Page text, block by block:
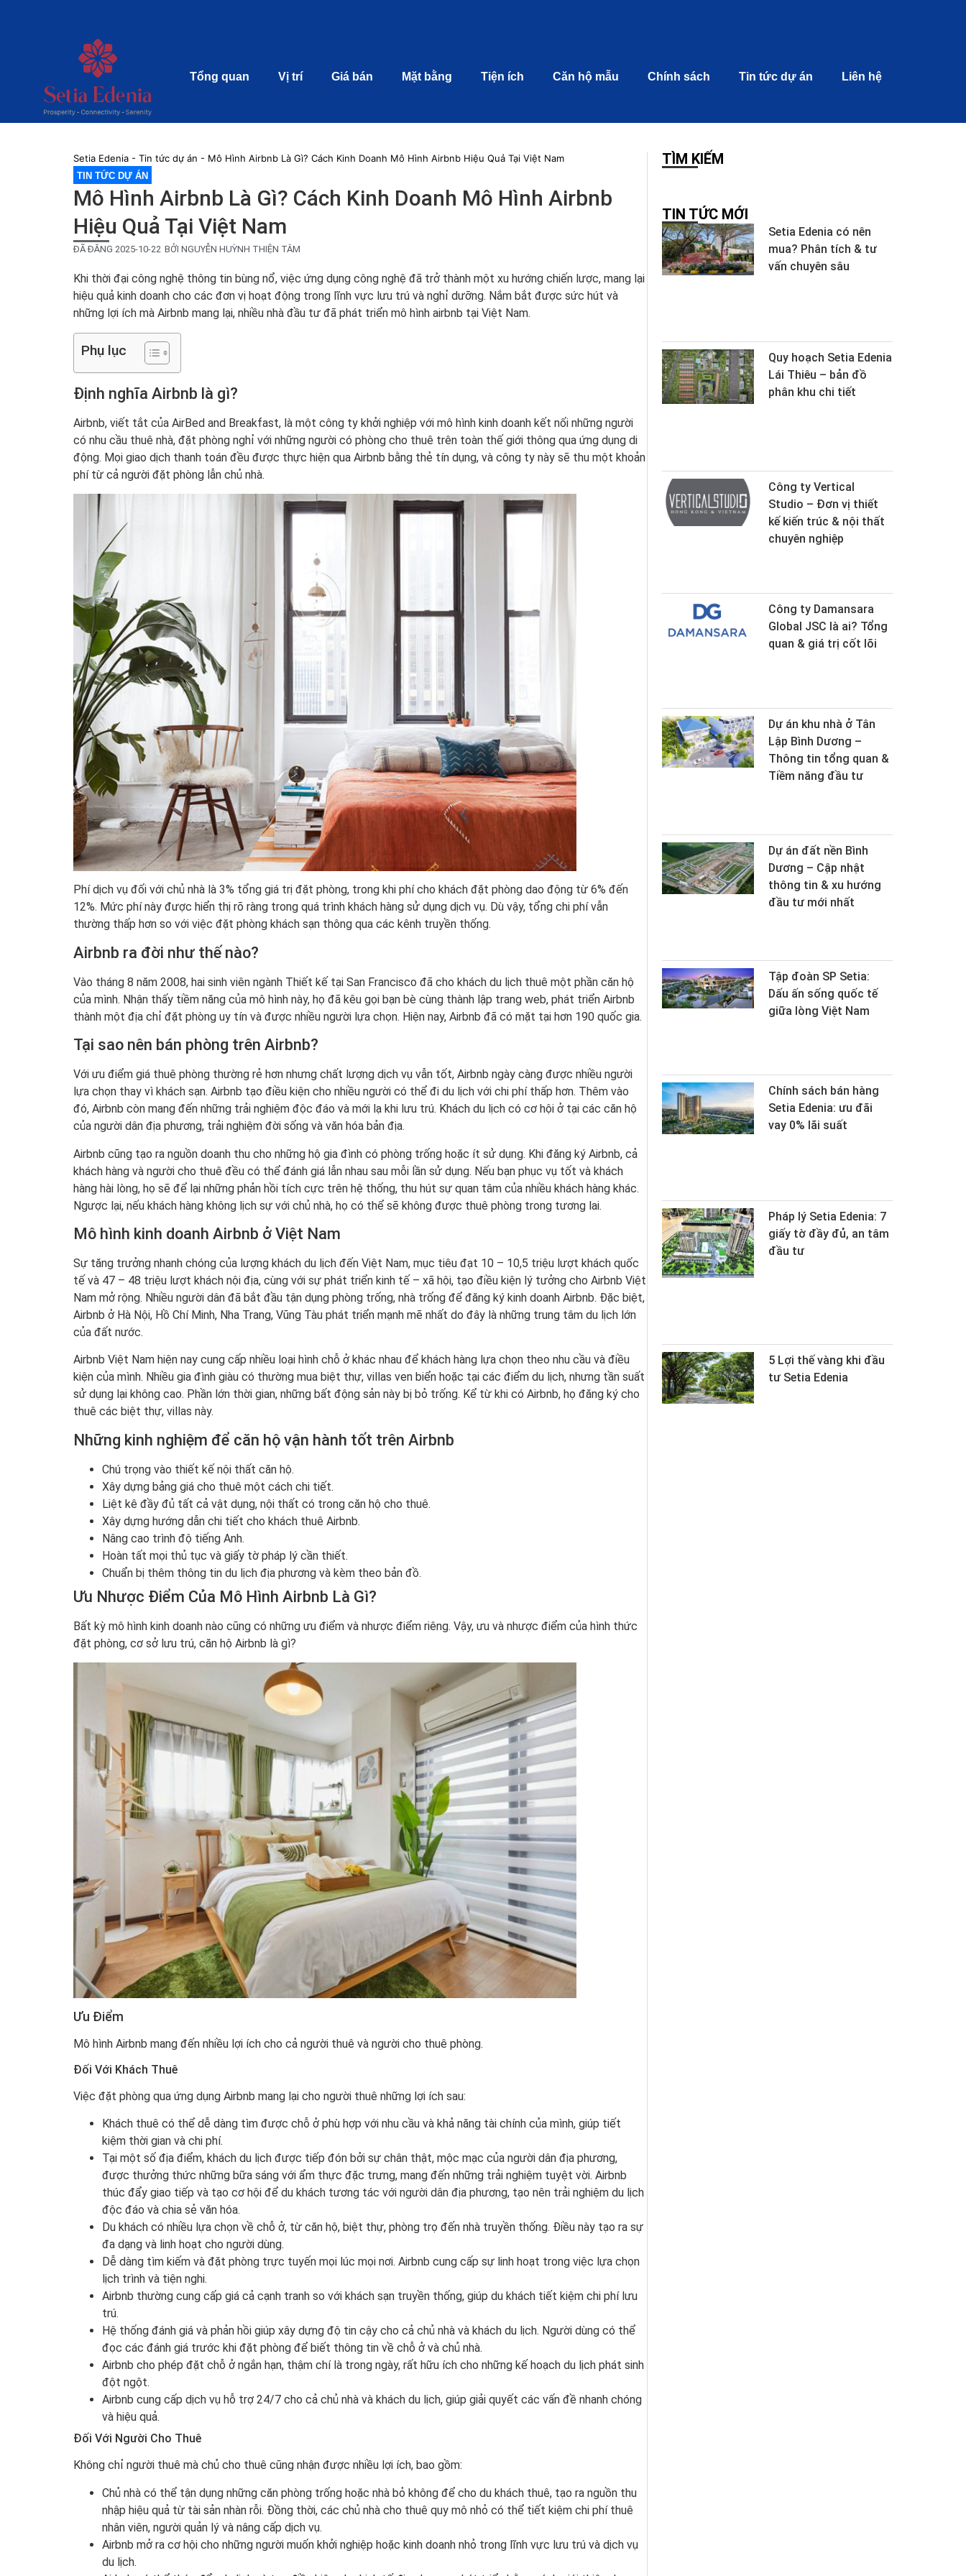
Tổng quan Vị trí Giá bán Mặt bằng Tiện ích Căn hộ mẫu Chính sách Tin tức dự án Liên hệ
Setia Edenia - Tin tức dự án - Mô Hình Airbnb Là Gì? Cách Kinh Doanh Mô Hình Airbnb Hiệu Quả Tại Việt Nam
TIN TỨC DỰ ÁN
Mô Hình Airbnb Là Gì? Cách Kinh Doanh Mô Hình Airbnb
Hiệu Quả Tại Việt Nam
ĐÃ ĐĂNG 2025-10-22 BỞI NGUYỄN HUỲNH THIỆN TÂM
Khi thời đại công nghệ thông tin bùng nổ, việc ứng dụng công nghệ đã trở thành một xu hướng chiến lược, mang lại
hiệu quả kinh doanh cho các đơn vị hoạt động trong lĩnh vực lưu trú và nghỉ dưỡng. Nắm bắt được sức hút và
những lợi ích mà Airbnb mang lại, nhiều nhà đầu tư đã phát triển mô hình airbnb tại Việt Nam.
Phụ lục
Định nghĩa Airbnb là gì?
Airbnb, viết tắt của AirBed and Breakfast, là một công ty khởi nghiệp với mô hình kinh doanh kết nối những người
có nhu cầu thuê nhà, đặt phòng nghỉ với những người có phòng cho thuê trên toàn thế giới thông qua ứng dụng di
động. Mọi giao dịch thanh toán đều được thực hiện qua Airbnb bằng thẻ tín dụng, và công ty này sẽ thu một khoản
phí từ cả người đặt phòng lẫn chủ nhà.
Phí dịch vụ đối với chủ nhà là 3% tổng giá trị đặt phòng, trong khi phí cho khách đặt phòng dao động từ 6% đến
12%. Mức phí này được hiển thị rõ ràng trong quá trình khách hàng sử dụng dịch vụ. Dù vậy, tổng chi phí vẫn
thường thấp hơn so với việc đặt phòng khách sạn thông qua các kênh truyền thống.
Airbnb ra đời như thế nào?
Vào tháng 8 năm 2008, hai sinh viên ngành Thiết kế tại San Francisco đã cho khách du lịch thuê một phần căn hộ
của mình. Nhận thấy tiềm năng của mô hình này, họ đã kêu gọi bạn bè cùng thành lập trang web, phát triển Airbnb
thành một địa chỉ đặt phòng uy tín và được nhiều người lựa chọn. Hiện nay, Airbnb đã có mặt tại hơn 190 quốc gia.
Tại sao nên bán phòng trên Airbnb?
Với ưu điểm giá thuê phòng thường rẻ hơn nhưng chất lượng dịch vụ vẫn tốt, Airbnb ngày càng được nhiều người
lựa chọn thay vì khách sạn. Airbnb tạo điều kiện cho nhiều người có thể đi du lịch với chi phí thấp hơn. Thêm vào
đó, Airbnb còn mang đến những trải nghiệm độc đáo và mới lạ khi lưu trú. Khách du lịch có cơ hội ở tại các căn hộ
của người dân địa phương, trải nghiệm đời sống và văn hóa bản địa.
Airbnb cũng tạo ra nguồn doanh thu cho những hộ gia đình có phòng trống hoặc ít sử dụng. Khi đăng ký Airbnb, cả
khách hàng và người cho thuê đều có thể đánh giá lẫn nhau sau mỗi lần sử dụng. Nếu bạn phục vụ tốt và khách
hàng hài lòng, họ sẽ để lại những phản hồi tích cực trên hệ thống, thu hút sự quan tâm của nhiều khách hàng khác.
Ngược lại, nếu khách hàng không lịch sự với chủ nhà, họ có thể sẽ không được thuê phòng trong tương lai.
Mô hình kinh doanh Airbnb ở Việt Nam
Sự tăng trưởng nhanh chóng của lượng khách du lịch đến Việt Nam, mục tiêu đạt 10 – 10,5 triệu lượt khách quốc
tế và 47 – 48 triệu lượt khách nội địa, cùng với sự phát triển kinh tế – xã hội, tạo điều kiện lý tưởng cho Airbnb Việt
Nam mở rộng. Nhiều người dân đã bắt đầu tận dụng phòng trống, nhà trống để đăng ký kinh doanh Airbnb. Đặc biệt,
Airbnb ở Hà Nội, Hồ Chí Minh, Nha Trang, Vũng Tàu phát triển mạnh mẽ nhất do đây là những trung tâm du lịch lớn
của đất nước.
Airbnb Việt Nam hiện nay cung cấp nhiều loại hình chỗ ở khác nhau để khách hàng lựa chọn theo nhu cầu và điều
kiện của mình. Nhiều gia đình giàu có thường mua biệt thự, villas ven biển hoặc tại các điểm du lịch, nhưng tần suất
sử dụng lại không cao. Phần lớn thời gian, những bất động sản này bị bỏ trống. Kể từ khi có Airbnb, họ đăng ký cho
thuê các biệt thự, villas này.
Những kinh nghiệm để căn hộ vận hành tốt trên Airbnb
Chú trọng vào thiết kế nội thất căn hộ.
Xây dựng bảng giá cho thuê một cách chi tiết.
Liệt kê đầy đủ tất cả vật dụng, nội thất có trong căn hộ cho thuê.
Xây dựng hướng dẫn chi tiết cho khách thuê Airbnb.
Nâng cao trình độ tiếng Anh.
Hoàn tất mọi thủ tục và giấy tờ pháp lý cần thiết.
Chuẩn bị thêm thông tin du lịch địa phương và kèm theo bản đồ.
Ưu Nhược Điểm Của Mô Hình Airbnb Là Gì?
Bất kỳ mô hình kinh doanh nào cũng có những ưu điểm và nhược điểm riêng. Vậy, ưu và nhược điểm của hình thức
đặt phòng, cơ sở lưu trú, căn hộ Airbnb là gì?
Ưu Điểm
Mô hình Airbnb mang đến nhiều lợi ích cho cả người thuê và người cho thuê phòng.
Đối Với Khách Thuê
Việc đặt phòng qua ứng dụng Airbnb mang lại cho người thuê những lợi ích sau:
Khách thuê có thể dễ dàng tìm được chỗ ở phù hợp với nhu cầu và khả năng tài chính của mình, giúp tiết
kiệm thời gian và chi phí.
Tại một số địa điểm, khách du lịch được tiếp đón bởi sự chân thật, mộc mạc của người dân địa phương,
được thưởng thức những bữa sáng với ẩm thực đặc trưng, mang đến những trải nghiệm tuyệt vời. Airbnb
thúc đẩy giao tiếp và tạo cơ hội để du khách tương tác với người dân địa phương, tạo nên trải nghiệm du lịch
độc đáo và chia sẻ văn hóa.
Du khách có nhiều lựa chọn về chỗ ở, từ căn hộ, biệt thự, phòng trọ đến nhà truyền thống. Điều này tạo ra sự
đa dạng và linh hoạt cho người dùng.
Dễ dàng tìm kiếm và đặt phòng trực tuyến mọi lúc mọi nơi. Airbnb cung cấp sự linh hoạt trong việc lựa chọn
lịch trình và tiện nghi.
Airbnb thường cung cấp giá cả cạnh tranh so với khách sạn truyền thống, giúp du khách tiết kiệm chi phí lưu
trú.
Hệ thống đánh giá và phản hồi giúp xây dựng độ tin cậy cho cả chủ nhà và khách du lịch. Người dùng có thể
đọc các đánh giá trước khi đặt phòng để biết thông tin về chỗ ở và chủ nhà.
Airbnb cho phép đặt chỗ ở ngắn hạn, thậm chí là trong ngày, rất hữu ích cho những kế hoạch du lịch phát sinh
đột ngột.
Airbnb cung cấp dịch vụ hỗ trợ 24/7 cho cả chủ nhà và khách du lịch, giúp giải quyết các vấn đề nhanh chóng
và hiệu quả.
Đối Với Người Cho Thuê
Không chỉ người thuê mà chủ cho thuê cũng nhận được nhiều lợi ích, bao gồm:
Chủ nhà có thể tận dụng những căn phòng trống hoặc nhà bỏ không để cho du khách thuê, tạo ra nguồn thu
nhập hiệu quả từ tài sản nhàn rỗi. Đồng thời, các chủ nhà cho thuê quy mô nhỏ có thể tiết kiệm chi phí thuê
nhân viên, người quản lý và nâng cấp dịch vụ.
Airbnb mở ra cơ hội cho những người muốn khởi nghiệp hoặc kinh doanh nhỏ trong lĩnh vực lưu trú và dịch vụ
du lịch.
TÌM KIẾM
TIN TỨC MỚI
Setia Edenia có nên
mua? Phân tích & tư
vấn chuyên sâu
Quy hoạch Setia Edenia
Lái Thiêu – bản đồ
phân khu chi tiết
Công ty Vertical
Studio – Đơn vị thiết
kế kiến trúc & nội thất
chuyên nghiệp
Công ty Damansara
Global JSC là ai? Tổng
quan & giá trị cốt lõi
Dự án khu nhà ở Tân
Lập Bình Dương –
Thông tin tổng quan &
Tiềm năng đầu tư
Dự án đất nền Bình
Dương – Cập nhật
thông tin & xu hướng
đầu tư mới nhất
Tập đoàn SP Setia:
Dấu ấn sống quốc tế
giữa lòng Việt Nam
Chính sách bán hàng
Setia Edenia: ưu đãi
vay 0% lãi suất
Pháp lý Setia Edenia: 7
giấy tờ đầy đủ, an tâm
đầu tư
5 Lợi thế vàng khi đầu
tư Setia Edenia